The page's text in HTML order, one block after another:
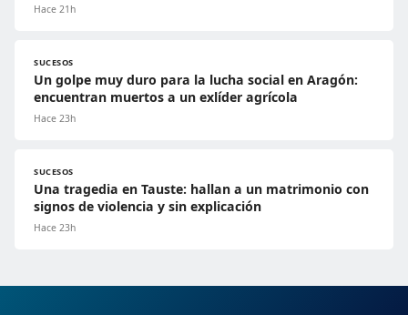
Hace 21h
SUCESOS
Un golpe muy duro para la lucha social en Aragón:
encuentran muertos a un exlíder agrícola
Hace 23h
SUCESOS
Una tragedia en Tauste: hallan a un matrimonio con
signos de violencia y sin explicación
Hace 23h